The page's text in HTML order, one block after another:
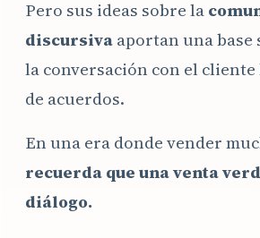
Pero sus ideas sobre la
discursivaaportan una base
la conversación con el
de acuerdos.
En una era donde vender
recuerda que una venta
diálogo.